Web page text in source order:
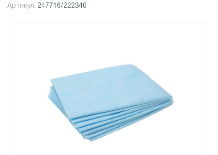
Артикул: 247716/222340